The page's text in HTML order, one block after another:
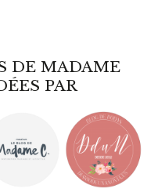
DE MADAME
PAR